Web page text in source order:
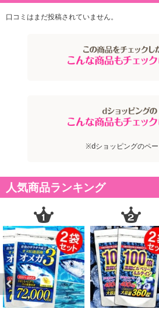
口コミはまだ投稿されていません。
※dショッピングのペー
人気商品ランキング
Previous